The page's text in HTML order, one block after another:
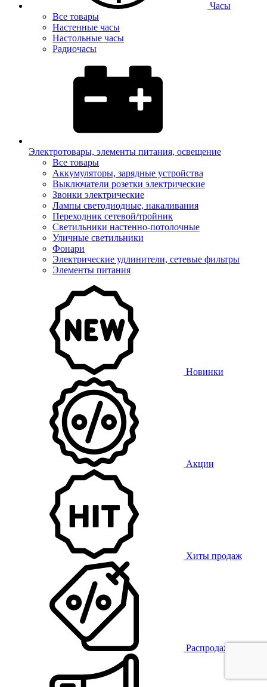
Часы
Все товары
Настенные часы
Настольные часы
Радиочасы
Электротовары, элементы питания, освещение
Все товары
Аккумуляторы, зарядные устройства
Выключатели розетки электрические
Звонки электрические
Лампы светодиодные, накаливания
Переходник сетевой/тройник
Светильники настенно-потолочные
Уличные светильники
Фонари
Электрические удлинители, сетевые фильтры
Элементы питания
Новинки
Акции
Хиты продаж
Распродажа